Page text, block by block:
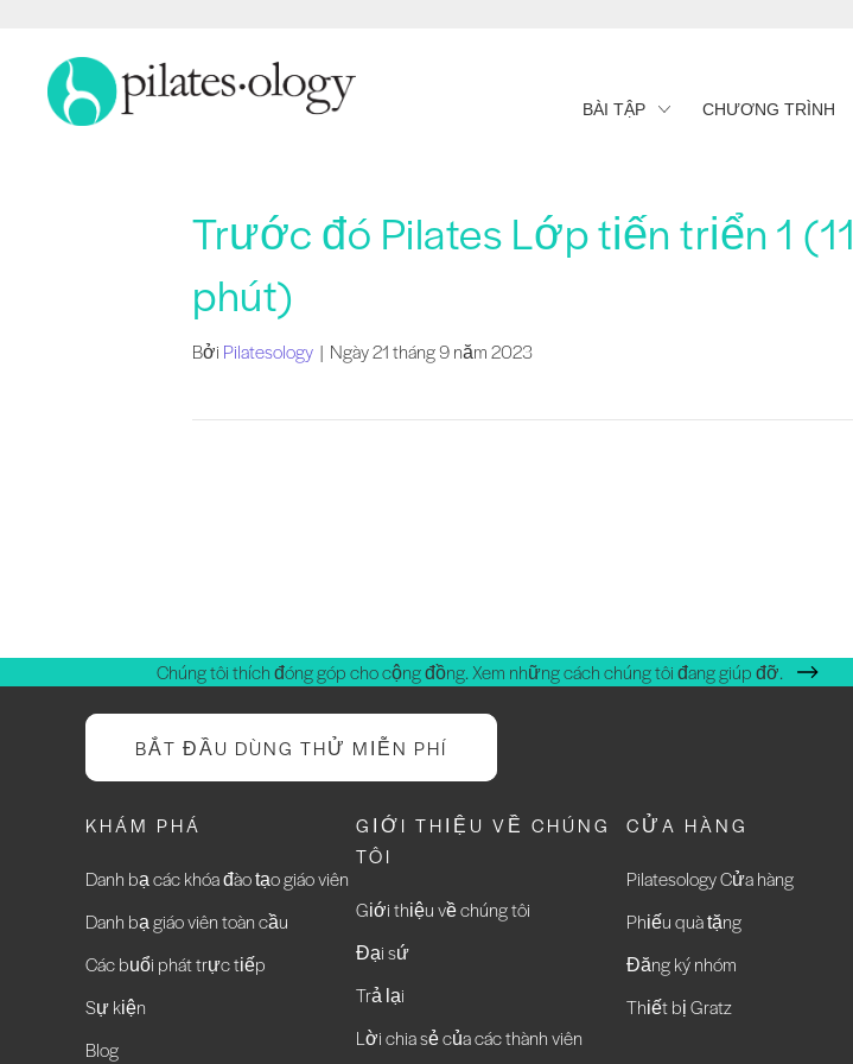
BÀI TẬP CHƯƠNG TRÌNH
Trước đó Pilates Lớp tiến triển 1 (11
phút)
Bởi Pilatesology | Ngày 21 tháng 9 năm 2023
Chúng tôi thích đóng góp cho cộng đồng. Xem những cách chúng tôi đang giúp đỡ.
BẮT ĐẦU DÙNG THỬ MIỄN PHÍ
KHÁM PHÁ
Danh bạ các khóa đào tạo giáo viên
Danh bạ giáo viên toàn cầu
Các buổi phát trực tiếp
Sự kiện
Blog
GIỚI THIỆU VỀ CHÚNG
TÔI
Giới thiệu về chúng tôi
Đại sứ
Trả lại
Lời chia sẻ của các thành viên
CỬA HÀNG
Pilatesology Cửa hàng
Phiếu quà tặng
Đăng ký nhóm
Thiết bị Gratz